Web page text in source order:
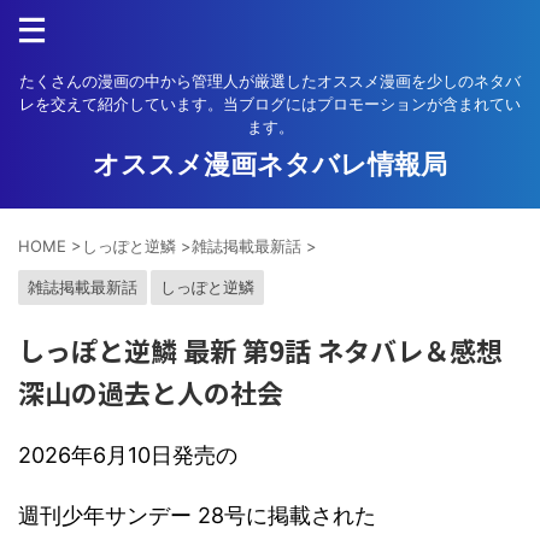
たくさんの漫画の中から管理人が厳選したオススメ漫画を少しのネタバ
レを交えて紹介しています。当ブログにはプロモーションが含まれてい
ます。
オススメ漫画ネタバレ情報局
HOME >しっぽと逆鱗 >雑誌掲載最新話 >
雑誌掲載最新話 しっぽと逆鱗
しっぽと逆鱗 最新 第9話 ネタバレ＆感想
深山の過去と人の社会
2026年6月10日発売の
週刊少年サンデー 28号に掲載された